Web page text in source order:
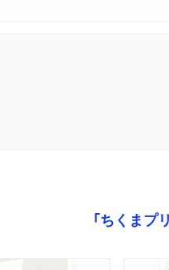
「ちくまプ